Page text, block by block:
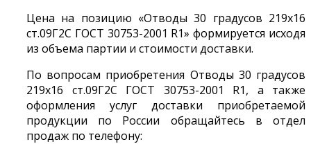
Цена на позицию «Отводы 30 градусов 219х16
ст.09Г2С ГОСТ 30753-2001 R1» формируется исходя
из объема партии и стоимости доставки.
По вопросам приобретения Отводы 30 градусов
219х16 ст.09Г2С ГОСТ 30753-2001 R1, а также
оформления услуг доставки приобретаемой
продукции по России обращайтесь в отдел
продаж по телефону: